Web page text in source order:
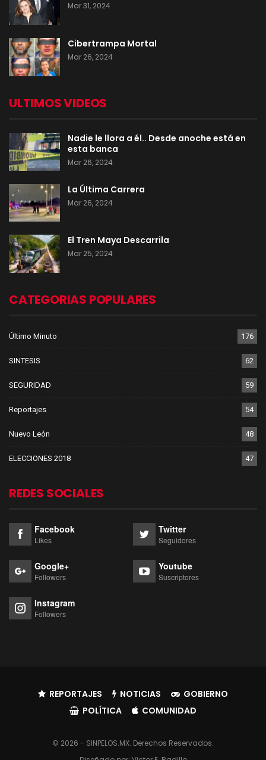
Mar 31, 2024
Cibertrampa Mortal
Mar 26, 2024
ULTIMOS VIDEOS
Nadie le llora a él.. Desde anoche está en
esta banca
Mar 26, 2024
La Última Carrera
Mar 26, 2024
El Tren Maya Descarrila
Mar 25, 2024
CATEGORIAS POPULARES
Último Minuto 176
SINTESIS 62
SEGURIDAD 59
Reportajes 54
Nuevo León 48
ELECCIONES 2018 47
REDES SOCIALES
Facebook
Likes
Twitter
Seguidores
Google+
Followers
Youtube
Suscriptores
Instagram
Followers
REPORTAJES NOTICIAS
GOBIERNO
POLÍTICA
COMUNIDAD
© 2026 - SINPELOS.MX. Derechos Reservados.